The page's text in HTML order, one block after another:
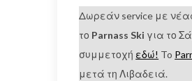
Δωρεάν service με
το Parnass Ski για το
συμμετοχή εδώ! To
μετά τη Λιβαδειά.